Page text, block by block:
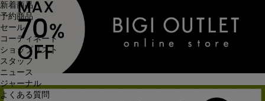
新着商品
予約商品
セール
コーディネート
ショップリスト
スタッフ
ニュース
ジャーナル
よくある質問